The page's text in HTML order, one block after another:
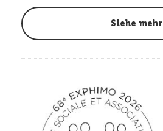
Siehe mehr